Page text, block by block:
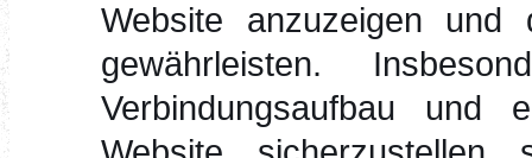
Website anzuzeigen
gewährleisten.
Verbindungsaufbau und